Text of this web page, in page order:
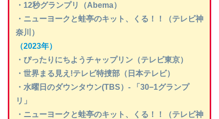
・12秒グランプリ（Abema）
・ニューヨークと蛙亭のキット、くる！！（テレビ神
奈川）
（2023年）
・ぴったりにちようチャップリン（テレビ東京）
・世界まる見え!テレビ特捜部（日本テレビ）
・水曜日のダウンタウン(TBS）- 「30−1グランプ
リ」
・ニューヨークと蛙亭のキット、くる！！（テレビ神